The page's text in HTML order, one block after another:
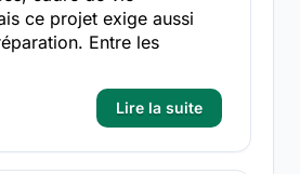
ce projet exige aussi
Entre les
Lire la suite